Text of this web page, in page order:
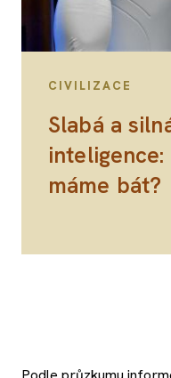
CIVILIZACE
Slabá a
máme bát?